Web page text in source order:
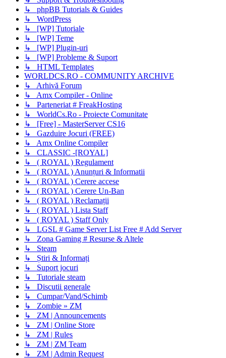
↳ phpBB Tutorials & Guides
↳ WordPress
↳ [WP] Tutoriale
↳ [WP] Teme
↳ [WP] Plugin-uri
↳ [WP] Probleme & Suport
↳ HTML Templates
WORLDCS.RO - COMMUNITY ARCHIVE
↳ Arhivă Forum
↳ Amx Compiler - Online
↳ Parteneriat # FreakHosting
↳ WorldCs.Ro - Proiecte Comunitate
↳ [Free] - MasterServer CS16
↳ Gazduire Jocuri (FREE)
↳ Amx Online Compiler
↳ CLASSIC -[ROYAL]
↳ ( ROYAL ) Regulament
↳ ( ROYAL ) Anunțuri & Informatii
↳ ( ROYAL ) Cerere accese
↳ ( ROYAL ) Cerere Un-Ban
↳ ( ROYAL ) Reclamații
↳ ( ROYAL ) Lista Staff
↳ ( ROYAL ) Staff Only
↳ LGSL # Game Server List Free # Add Server
↳ Zona Gaming # Resurse & Altele
↳ Steam
↳ Știri & Informați
↳ Suport jocuri
↳ Tutoriale steam
↳ Discutii generale
↳ Cumpar/Vand/Schimb
↳ Zombie » ZM
↳ ZM | Announcements
↳ ZM | Online Store
↳ ZM | Rules
↳ ZM | ZM Team
↳ ZM | Admin Request